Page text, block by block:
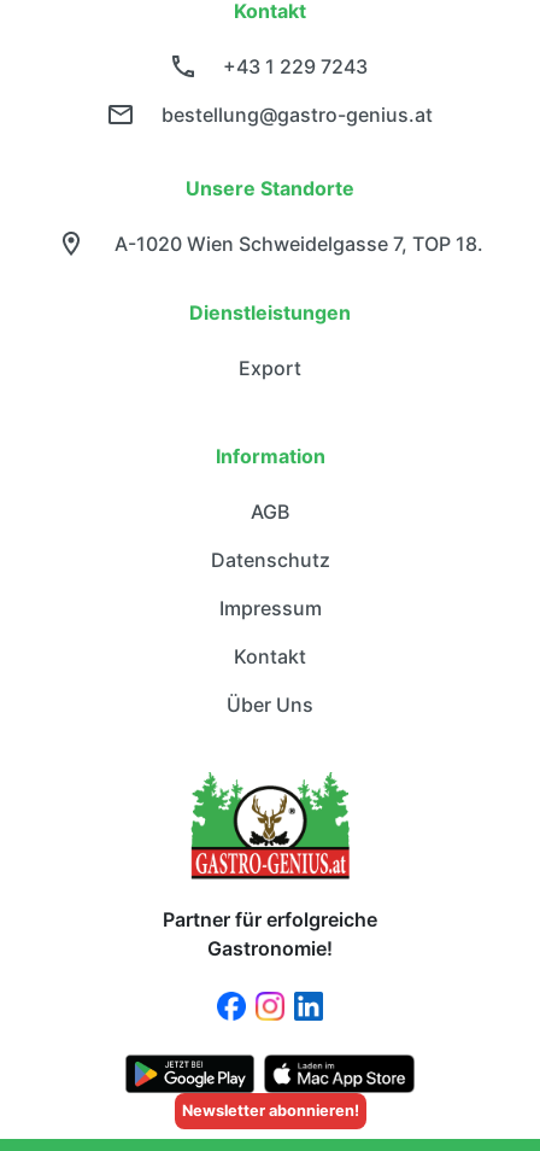
Kontakt
+43 1 229 7243
bestellung@gastro-genius.at
Unsere Standorte
A-1020 Wien Schweidelgasse 7, TOP 18.
Dienstleistungen
Export
Information
AGB
Datenschutz
Impressum
Kontakt
Über Uns
Partner für erfolgreiche
Gastronomie!
Newsletter abonnieren!